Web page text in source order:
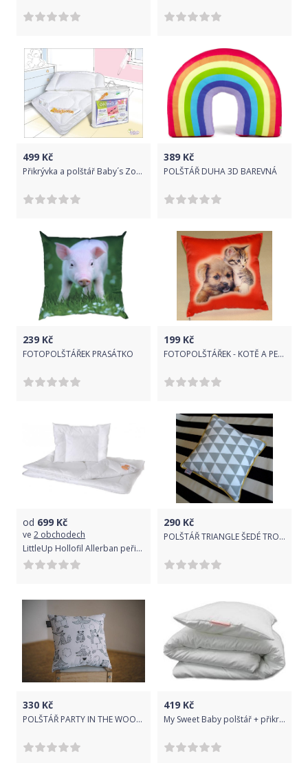
499 Kč
Přikrývka a polštář Baby´s Zone Otonio
389 Kč
POLŠTÁŘ DUHA 3D BAREVNÁ
239 Kč
FOTOPOLŠTÁŘEK PRASÁTKO
199 Kč
FOTOPOLŠTÁŘEK - KOTĚ A PES NA ČERVENÉM
od 699 Kč
ve 2 obchodech
LittleUp Hollofil Allerban peřina (100x135cm) + polštář (40x60cm)
290 Kč
POLŠTÁŘ TRIANGLE ŠEDÉ TROJÚHELNÍKY, ŽLUTÝ LEM
330 Kč
POLŠTÁŘ PARTY IN THE WOODS
419 Kč
My Sweet Baby polštář + přikrývka do koše